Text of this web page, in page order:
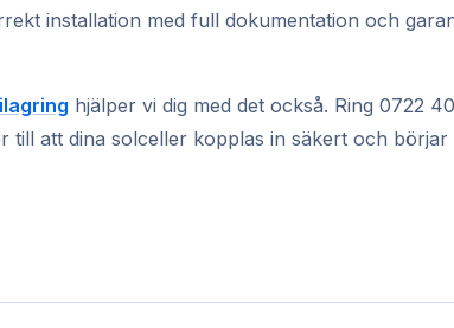
installation med full dokumentation och
hjälper vi dig med det också. Ring 0722
till att dina solceller kopplas in säkert och börjar